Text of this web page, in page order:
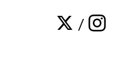
/